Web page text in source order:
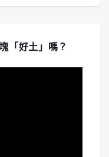
「好土」嗎？